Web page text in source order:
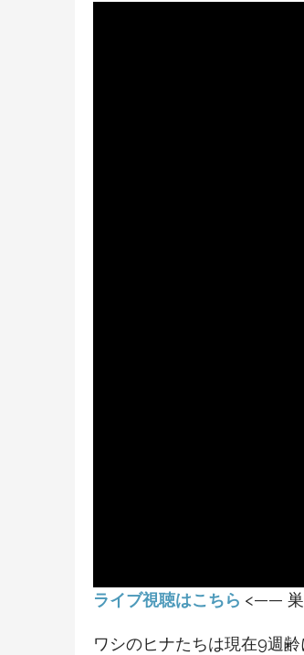
ライブ視聴はこちら <—— 巣
ワシのヒナたちは現在9週